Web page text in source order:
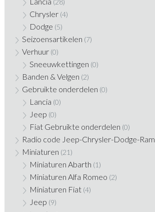
(28)
Chrysler (4)
Dodge (5)
Seizoensartikelen (7)
Verhuur (0)
Sneeuwkettingen (0)
Banden & Velgen (2)
Gebruikte onderdelen (0)
Lancia (0)
Jeep (0)
Fiat Gebruikte onderdelen (0)
Radio code Jeep-Chrysler-Dodge-Ram
Miniaturen (21)
Miniaturen Abarth (1)
Miniaturen Alfa Romeo (2)
Miniaturen Fiat (4)
Jeep (9)